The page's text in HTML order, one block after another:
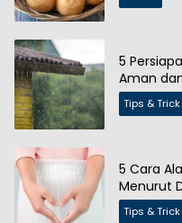
5
Aman
Tips & Trick
5 Cara
Menurut
Tips & Trick